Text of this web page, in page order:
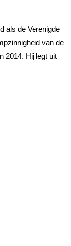
als de Verenigde
van de
2014. Hij legt uit